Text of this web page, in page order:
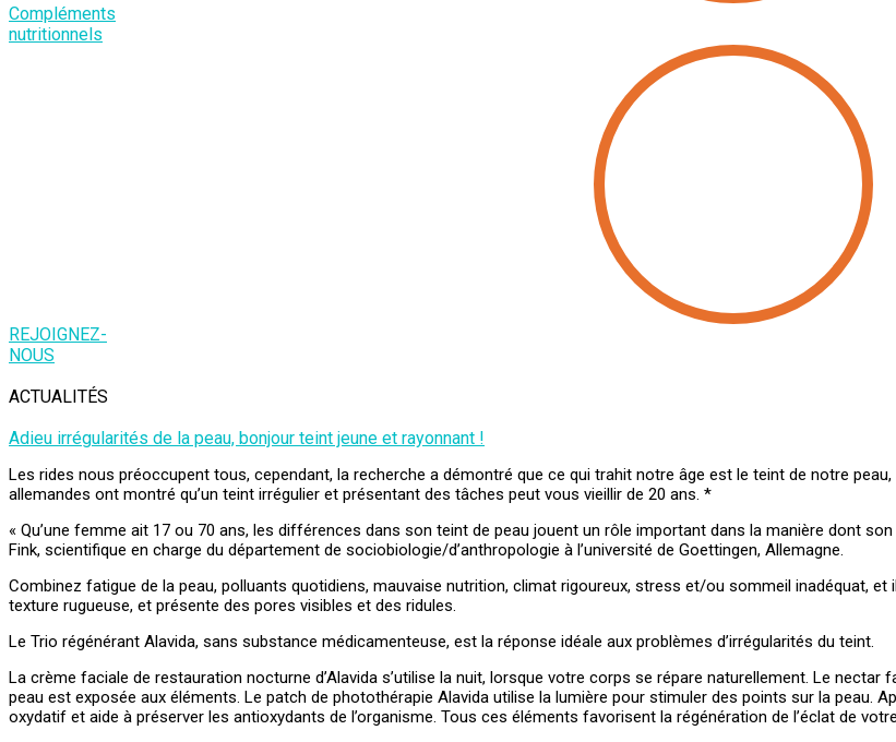
Compléments
nutritionnels
REJOIGNEZ-
NOUS
ACTUALITÉS
Adieu irrégularités de la peau, bonjour teint jeune et rayonnant !
Les rides nous préoccupent tous, cependant, la recherche a démontré que ce qui trahit notre âge est le teint de notre
allemandes ont montré qu’un teint irrégulier et présentant des tâches peut vous vieillir de 20 ans. *
« Qu’une femme ait 17 ou 70 ans, les différences dans son teint de peau jouent un rôle important dans la manière dont
Fink, scientifique en charge du département de sociobiologie/d’anthropologie à l’université de Goettingen, Allemagne.
Combinez fatigue de la peau, polluants quotidiens, mauvaise nutrition, climat rigoureux, stress et/ou sommeil inadéquat, et
texture rugueuse, et présente des pores visibles et des ridules.
Le Trio régénérant Alavida, sans substance médicamenteuse, est la réponse idéale aux problèmes d’irrégularités du teint.
La crème faciale de restauration nocturne d’Alavida s’utilise la nuit, lorsque votre corps se répare naturellement. Le nectar
peau est exposée aux éléments. Le patch de photothérapie Alavida utilise la lumière pour stimuler des points sur la peau.
oxydatif et aide à préserver les antioxydants de l’organisme. Tous ces éléments favorisent la régénération de l’éclat de